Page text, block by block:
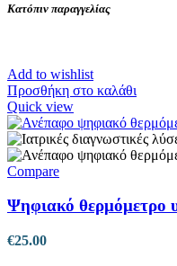
Κατόπιν παραγγελίας
Add to wishlist
Προσθήκη στο καλάθι
Quick view
Compare
Ψηφιακό θερμόμετρο
€25.00